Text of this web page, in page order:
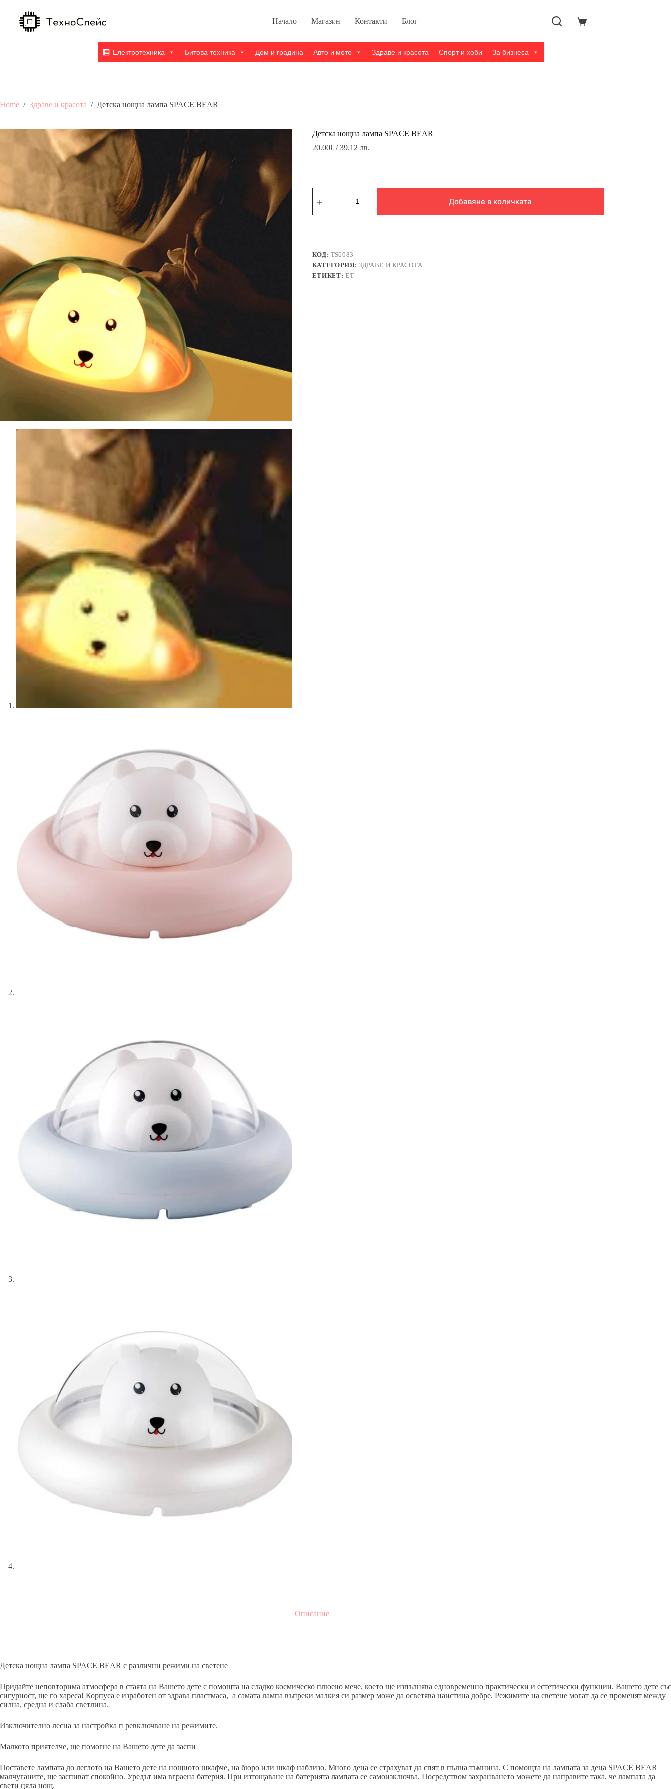
content
Начало Магазин Контакти Блог
Shopping
Електротехника Битова техника Дом и градина Авто и мото Здраве и красота Спорт и хоби За бизнеса
Home / Здраве и красота / Детска нощна лампа SPACE BEAR
Детска нощна лампа SPACE BEAR
20.00€/ 39.12 лв.
нощна
Добавяне в количката
КОД:TS6083
КАТЕГОРИЯ: ЗДРАВЕ И КРАСОТА
ЕТИКЕТ: ЕТ
Описание
Детска нощна лампа SPACE BEAR с различни режими на светене
Придайте неповторима атмосфера в стаята на Вашето дете с помощта на сладко космическо плюено мече, което ще изпълнява едновременно практически и естетически функции. Вашето дете със
сигурност, ще го хареса! Корпуса е изработен от здрава пластмаса, а самата лампа въпреки малкия си размер може да осветява наистина добре. Режимите на светене могат да се променят между
силна, средна и слаба светлина.
Изключително лесна за настройка п ревключване на режимите.
Малкото приятелче, ще помогне на Вашето дете да заспи
Поставете лампата до леглото на Вашето дете на нощното шкафче, на бюро или шкаф наблизо. Много деца се страхуват да спят в пълна тъмнина. С помощта на лампата за деца SPACE BEAR
малчуганите, ще заспиват спокойно. Уредът има вграена батерия. При изтощаване на батерията лампата се самоизключва. Посредством захранването можете да направите така, че лампата да
свети цяла нощ.